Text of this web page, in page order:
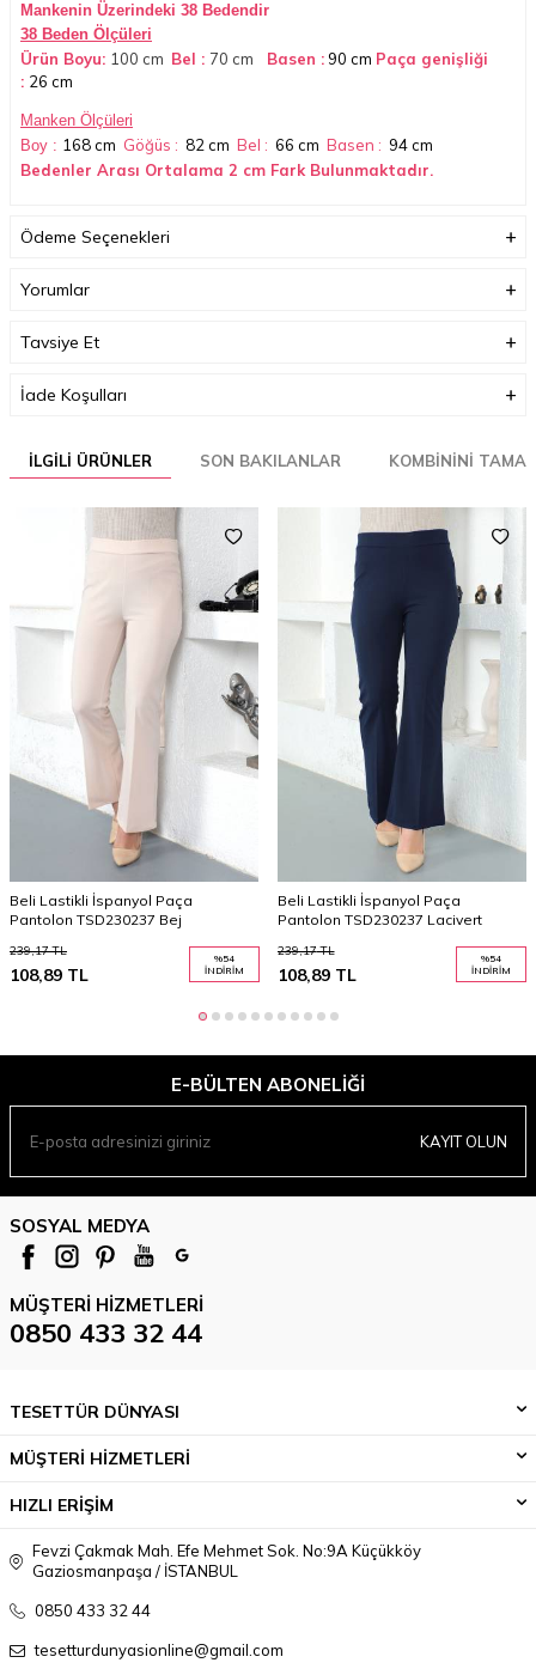
Mankenin Üzerindeki 38 Bedendir
38 Beden Ölçüleri
Ürün Boyu: 100 cm Bel : 70 cm Basen : 90 cm Paça genişliği
: 26 cm
Manken Ölçüleri
Boy : 168 cm Göğüs : 82 cm Bel : 66 cm Basen : 94 cm
Bedenler Arası Ortalama 2 cm Fark Bulunmaktadır.
Boyutlar (cm)
Ödeme Seçenekleri
Yorumlar
Tavsiye Et
İade Koşulları
İLGILI ÜRÜNLER SON BAKILANLAR KOMBININI
Beli Lastikli İspanyol Paça
Pantolon TSD230237 Bej
239,17TL
108,89 TL
%54
İNDIRIM
Beli Lastikli İspanyol Paça
Pantolon TSD230237 Lacivert
239,17TL
108,89TL
%54
İNDIRIM
E-BÜLTEN ABONELIĞI
KAYIT OLUN
SOSYAL MEDYA
MÜŞTERI HIZMETLERI
0850 433 32 44
TESETTÜR DÜNYASI
MÜŞTERİ HİZMETLERİ
HIZLI ERİŞİM
Fevzi Çakmak Mah. Efe Mehmet Sok. No:9A Küçükköy
Gaziosmanpaşa / İSTANBUL
0850 433 32 44
tesetturdunyasionline@gmail.com